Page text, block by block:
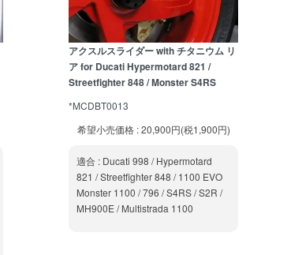
アクスルスライダー with チタニウム リ
ア for Ducati Hypermotard 821 /
Streetfighter 848 / Monster S4RS
*MCDBT0013
希望小売価格 : 20,900円(税1,900円)
適合 : Ducati 998 / Hypermotard
821 / Streetfighter 848 / 1100 EVO
Monster 1100 / 796 / S4RS / S2R /
MH900E / Multistrada 1100